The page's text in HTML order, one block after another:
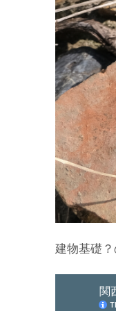
建物基礎